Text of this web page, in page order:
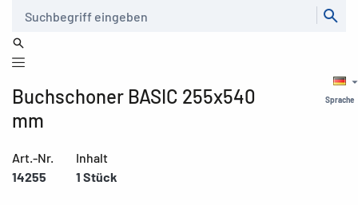
Sprache
Buchschoner BASIC 255x540
mm
Art.-Nr.
14255
Inhalt
1 Stück